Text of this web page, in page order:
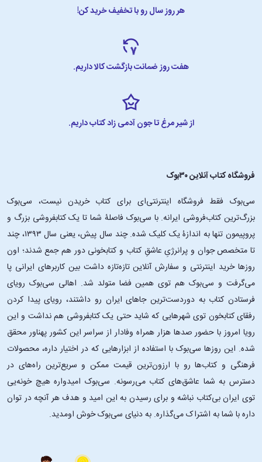
هر روز سال رو با تخفیف خرید کن!
هفت روز ضمانت بازگشت کالا داریم.
از شیر مرغ تا جون آدمی زاد کتاب داریم.
فروشگاه کتاب آنلاین ۳۰بوک
سی‌بوک فقط فروشگاه اینترنتی‌ای برای کتاب خریدن نیست، سی‌بوک
بزرگ‌ترین کتاب‌فروشی ایرانه. با سی‌بوک فاصلۀ شما تا یک کتابفروشی بزرگ و
پروپیمون تنها به اندازۀ یک کلیک شده. چند سال پیش، یعنی سال ۱۳۹۳، چند
تا متخصص جوان و پرانرژیِ عاشقِ کتاب و کتابخونی دور هم جمع شدند؛ اون‌
روزها خرید اینترنتی و سفارش آنلاین تازه‌تازه داشت بین کاربرهای ایرانی پا
می‌گرفت و سی‌بوک هم توی همین فضا متولد شد. اهالی سی‌بوک رویای
فرستادن کتاب به دوردست‌ترین جاهای ایران رو داشتند، رویای پیدا کردن
رفقای کتابخون توی شهرهایی که شاید حتی یک کتابفروشی هم نداشت و این
رویا امروز با حضور صدها هزار همراه وفادار از سراسر این کشور پهناور محقق
شده. این ‌روزها سی‌بوک با استفاده از ابزارهایی که در اختیار داره، محصولات
فرهنگی و کتاب‌ها رو با ارزون‌ترین قیمت ممکن و سریع‌ترین راه‌های در
دسترس به شما عاشق‌های کتاب می‌رسونه. سی‌بوک امیدواره هیچ خونه‌یی
توی ایران بی‌کتاب نباشه و برای رسیدن به این امید و هدف هر آنچه در توان
داره با شما به اشتراک می‌گذاره. به دنیای سی‌بوک خوش اومدید.